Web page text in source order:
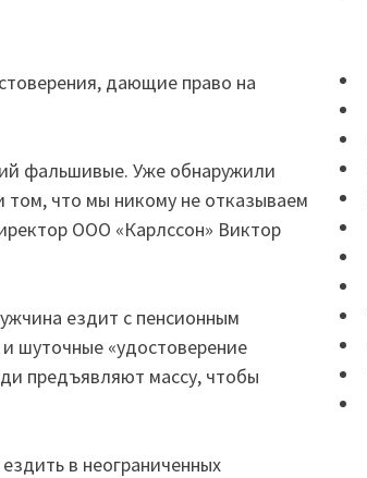
дающие право на
фальшивые. Уже обнаружили
что мы никому не отказываем
ООО «Карлссон» Виктор
ездит с пенсионным
шуточные «удостоверение
предъявляют массу, чтобы
в неограниченных